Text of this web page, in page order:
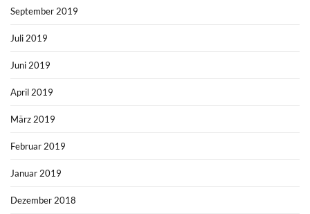
September 2019
Juli 2019
Juni 2019
April 2019
März 2019
Februar 2019
Januar 2019
Dezember 2018